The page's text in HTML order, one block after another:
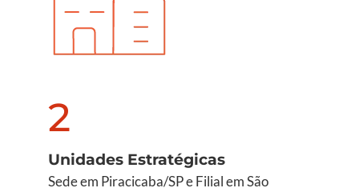
2
Unidades Estratégicas
Sede em Piracicaba/SP e Filial em São